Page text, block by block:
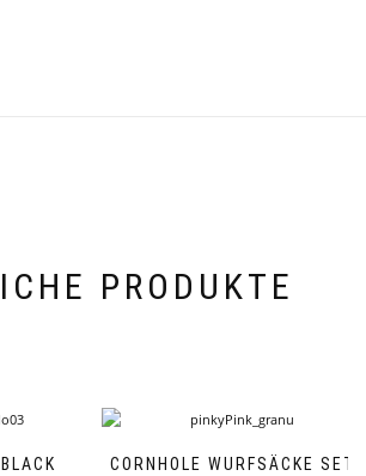
PRODUKTE
CORNHOLE WURFSÄCKE SET